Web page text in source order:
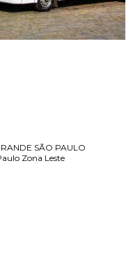
SÃO PAULO
Zona Leste